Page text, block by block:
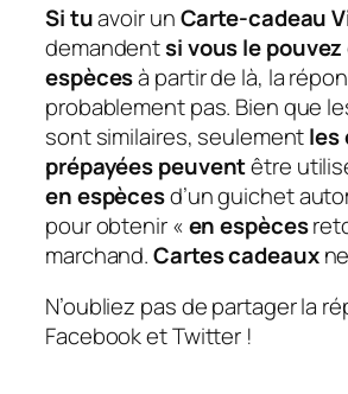
Si tuavoir unCarte-cadeau
demandentsi vous le pouvez
espècesà partir de là, la
probablement pas. Bien que
sont similaires, seulementles
prépayées peuventêtre
en espècesd’un guichet
pour obtenir «en espèces
marchand.Cartes cadeaux
N’oubliez pas de partager la
Facebook et Twitter !